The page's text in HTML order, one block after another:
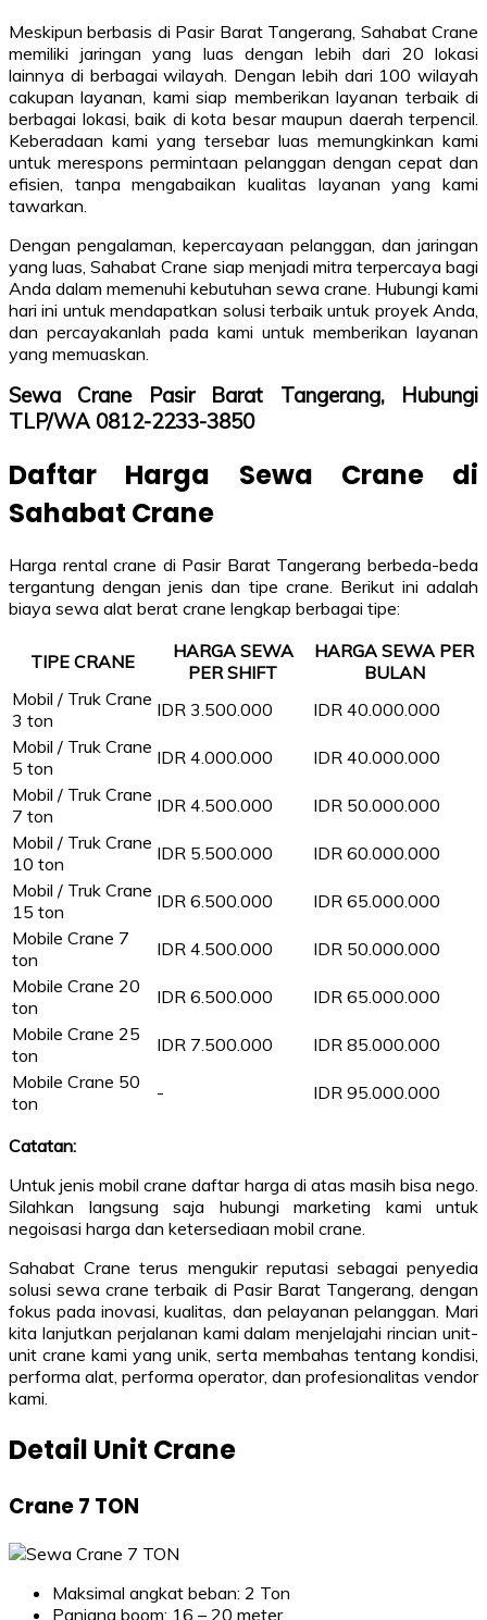
Meskipun berbasis di Pasir Barat Tangerang, Sahabat Crane
memiliki jaringan yang luas dengan lebih dari 20 lokasi
lainnya di berbagai wilayah. Dengan lebih dari 100 wilayah
cakupan layanan, kami siap memberikan layanan terbaik di
berbagai lokasi, baik di kota besar maupun daerah terpencil.
Keberadaan kami yang tersebar luas memungkinkan kami
untuk merespons permintaan pelanggan dengan cepat dan
efisien, tanpa mengabaikan kualitas layanan yang kami
tawarkan.
Dengan pengalaman, kepercayaan pelanggan, dan jaringan
yang luas, Sahabat Crane siap menjadi mitra terpercaya bagi
Anda dalam memenuhi kebutuhan sewa crane. Hubungi kami
hari ini untuk mendapatkan solusi terbaik untuk proyek Anda,
dan percayakanlah pada kami untuk memberikan layanan
yang memuaskan.
Sewa Crane Pasir Barat Tangerang, Hubungi
TLP/WA 0812-2233-3850
Daftar Harga Sewa Crane di
Sahabat Crane
Harga rental crane di Pasir Barat Tangerang berbeda-beda
tergantung dengan jenis dan tipe crane. Berikut ini adalah
biaya sewa alat berat crane lengkap berbagai tipe:
TIPE CRANE
HARGA SEWA
PER SHIFT
HARGA SEWA PER
BULAN
Mobil / Truk Crane
3 ton
IDR 3.500.000
IDR 40.000.000
Mobil / Truk Crane
5 ton
IDR 4.000.000
IDR 40.000.000
Mobil / Truk Crane
7 ton
IDR 4.500.000
IDR 50.000.000
Mobil / Truk Crane
10 ton
IDR 5.500.000
IDR 60.000.000
Mobil / Truk Crane
15 ton
IDR 6.500.000
IDR 65.000.000
Mobile Crane 7
ton
IDR 4.500.000
IDR 50.000.000
Mobile Crane 20
ton
IDR 6.500.000
IDR 65.000.000
Mobile Crane 25
ton
IDR 7.500.000
IDR 85.000.000
Mobile Crane 50
ton
- IDR 95.000.000
Catatan:
Untuk jenis mobil crane daftar harga di atas masih bisa nego.
Silahkan langsung saja hubungi marketing kami untuk
negoisasi harga dan ketersediaan mobil crane.
Sahabat Crane terus mengukir reputasi sebagai penyedia
solusi sewa crane terbaik di Pasir Barat Tangerang, dengan
fokus pada inovasi, kualitas, dan pelayanan pelanggan. Mari
kita lanjutkan perjalanan kami dalam menjelajahi rincian unit-
unit crane kami yang unik, serta membahas tentang kondisi,
performa alat, performa operator, dan profesionalitas vendor
kami.
Detail Unit Crane
Crane 7 TON
Maksimal angkat beban: 2 Ton
Panjang boom: 16 – 20 meter